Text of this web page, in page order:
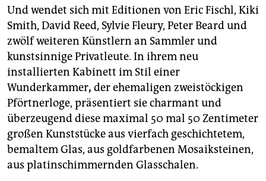
Und wendet sich mit Editionen von Eric Fischl, Kiki
Smith, David Reed, Sylvie Fleury, Peter Beard und
zwölf weiteren Künstlern an Sammler und
kunstsinnige Privatleute. In ihrem neu
installierten Kabinett im Stil einer
Wunderkammer, der ehemaligen zweistöckigen
Pförtnerloge, präsentiert sie charmant und
überzeugend diese maximal 50 mal 50 Zentimeter
großen Kunststücke aus vierfach geschichtetem,
bemaltem Glas, aus goldfarbenen Mosaiksteinen,
aus platinschimmernden Glasschalen.